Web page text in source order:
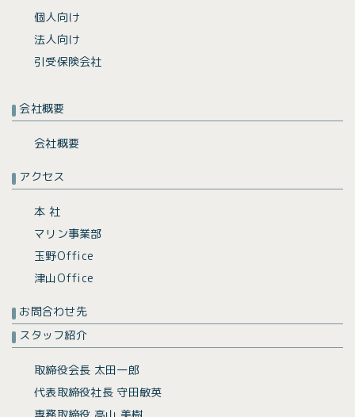
個人向け
法人向け
引受保険会社
会社概要
会社概要
アクセス
本 社
マリン事業部
玉野Office
津山Office
お問合わせ先
スタッフ紹介
取締役会長 太田一郎
代表取締役社長 守田敏英